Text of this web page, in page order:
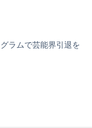
ラムで芸能界引退を